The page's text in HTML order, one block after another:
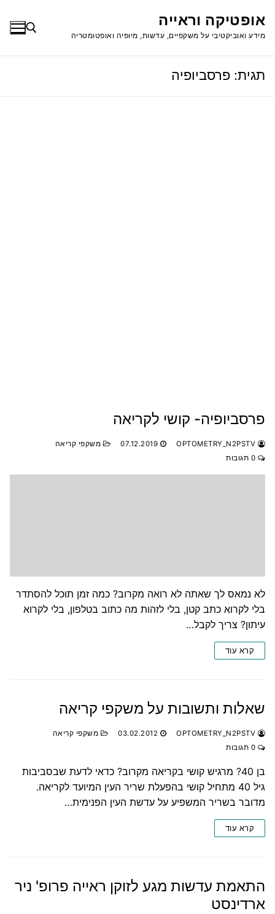
לתוכןאופטיקה וראייה
מידע ואוביקטיבי על משקפיים, עדשות, מיופיה ואופטומטריה
תגית: פרסביופיה
פרסביופיה- קושי לקריאה
07.12.2019
משקפי קריאה
לא נמאס לך שאתה לא רואה מקרוב? כמה זמן תוכל להסתדר
בלי לקרוא כתב קטן, בלי לזהות מה כתוב בטלפון, בלי לקרוא
עיתון? צריך לקבל…
קרא עוד
שאלות ותשובות על משקפי קריאה
03.02.2012
משקפי קריאה
בן 40? מרגיש קושי בקריאה מקרוב? כדאי לדעת שבסביבות
גיל 40 מתחיל קושי בהפעלת שריר העין המיועד לקריאה.
מדובר בשריר המשפיע על עדשת העין הפנימית…
קרא עוד
התאמת עדשות מגע לזוקן ראייה פרופ' ניר
ארדינסט